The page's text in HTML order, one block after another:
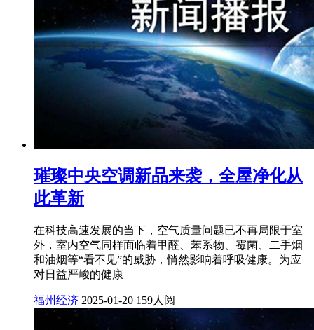
璀璨中央空调新品来袭，全屋净化从
此革新
在科技高速发展的当下，空气质量问题已不再局限于室
外，室内空气同样面临着甲醛、苯系物、霉菌、二手烟
和油烟等“看不见”的威胁，悄然影响着呼吸健康。为应
对日益严峻的健康
福州经济 2025-01-20 159人阅